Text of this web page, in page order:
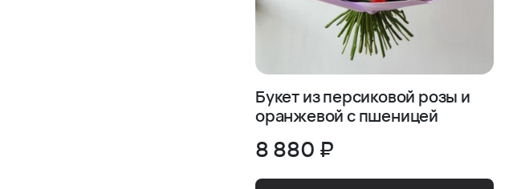
Букет из персиковой розы и
оранжевой с пшеницей
8 880 ₽